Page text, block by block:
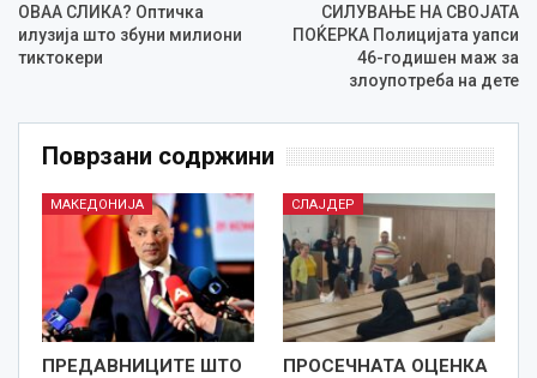
ОВАА СЛИКА? Оптичка
илузија што збуни милиони
тиктокери
СИЛУВАЊЕ НА СВОЈАТА
ПОЌЕРКА Полицијата уапси
46-годишен маж за
злоупотреба на дете
Поврзани содржини
МАКЕДОНИЈА
ПРЕДАВНИЦИТЕ ШТО
СЛАЈДЕР
ПРОСЕЧНАТА ОЦЕНКА